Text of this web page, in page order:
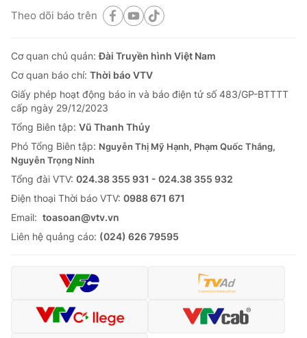
Theo dõi báo trên
Cơ quan chủ quản:Đài Truyền hình Việt Nam
Cơ quan báo chí: Thời báo VTV
Giấy phép hoạt động báo in và báo điện tử số 483/GP-BTTTT
cấp ngày 29/12/2023
Tổng Biên tập: Vũ Thanh Thủy
Phó Tổng Biên tập: Nguyễn Thị Mỹ Hạnh, Phạm Quốc Thắng,
Nguyễn Trọng Ninh
Tổng đài VTV: 024.38 355 931 - 024.38 355 932
Ðiện thoại Thời báo VTV: 0988 671 671
Email: toasoan@vtv.vn
Liên hệ quảng cáo: (024) 626 79595